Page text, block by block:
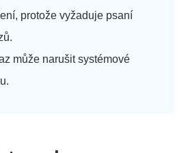
protože vyžaduje psaní
může narušit systémové